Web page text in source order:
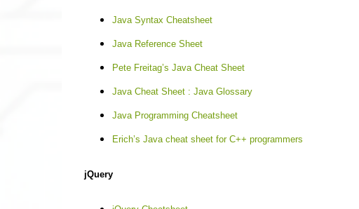
Java Syntax Cheatsheet
Java Reference Sheet
Pete Freitag’s Java Cheat Sheet
Java Cheat Sheet : Java Glossary
Java Programming Cheatsheet
Erich’s Java cheat sheet for C++ programmers
jQuery